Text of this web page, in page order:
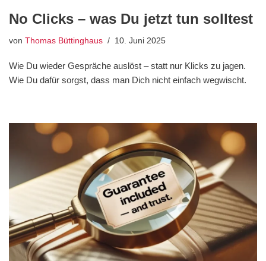
No Clicks – was Du jetzt tun solltest
von Thomas Büttinghaus 10. Juni 2025
Wie Du wieder Gespräche auslöst – statt nur Klicks zu jagen.
Wie Du dafür sorgst, dass man Dich nicht einfach wegwischt.